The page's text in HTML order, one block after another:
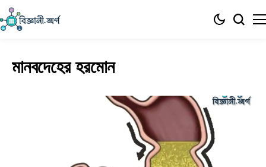
মানবদেহের হরমোন